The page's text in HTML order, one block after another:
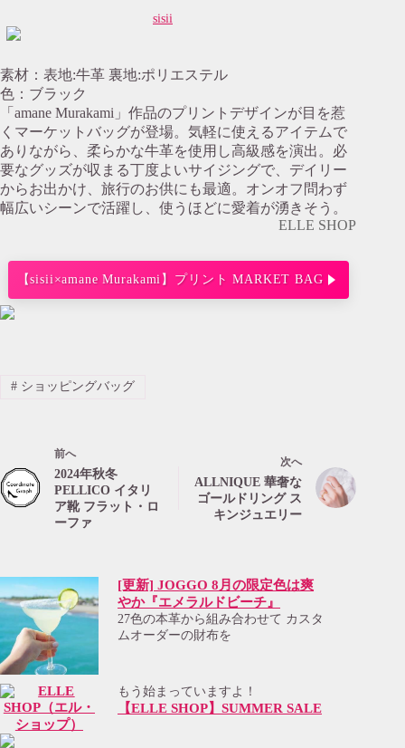
sisii
素材：表地:牛革 裏地:ポリエステル
色：ブラック
「amane Murakami」作品のプリントデザインが目を惹
くマーケットバッグが登場。気軽に使えるアイテムで
ありながら、柔らかな牛革を使用し高級感を演出。必
要なグッズが収まる丁度よいサイジングで、デイリー
からお出かけ、旅行のお供にも最適。オンオフ問わず
幅広いシーンで活躍し、使うほどに愛着が湧きそう。
ELLE SHOP
【sisii×amane Murakami】プリント MARKET BAG
#ショッピングバッグ
前へ
2024年秋冬
PELLICO イタリ
ア靴 フラット・ロ
ーファ
次へ
ALLNIQUE 華奢な
ゴールドリング ス
キンジュエリー
[更新] JOGGO 8月の限定色は爽
やか『エメラルドビーチ』
27色の本革から組み合わせて カスタ
ムオーダーの財布を
もう始まっていますよ！
【ELLE SHOP】SUMMER SALE